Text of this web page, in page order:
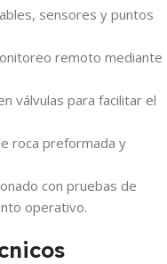
sensores y puntos
remoto mediante
válvulas para facilitar el
roca preformada y
con pruebas de
operativo.